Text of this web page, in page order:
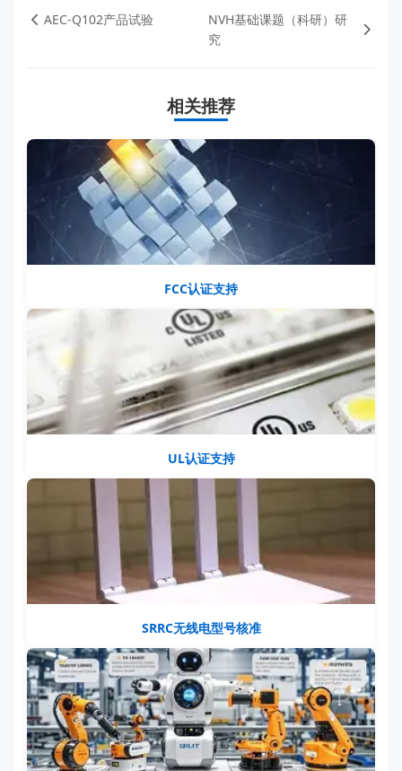
AEC-Q102产品试验
NVH基础课题（科研）研
究
相关推荐
FCC认证支持
UL认证支持
SRRC无线电型号核准